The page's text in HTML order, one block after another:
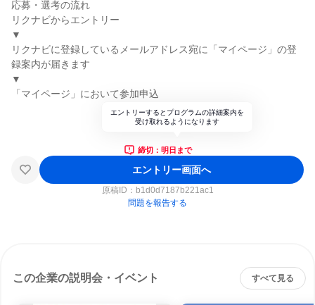
応募・選考の流れ
リクナビからエントリー
▼
リクナビに登録しているメールアドレス宛に「マイページ」の登
録案内が届きます
▼
「マイページ」において参加申込
エントリーするとプログラムの詳細案内を
受け取れるようになります
締切：明日まで
エントリー画面へ
原稿ID： b1d0d7187b221ac1
問題を報告する
この企業の説明会・イベント すべて見る